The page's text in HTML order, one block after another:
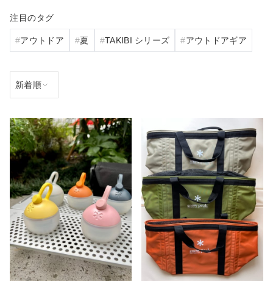
注目のタグ
アウトドア 夏 TAKIBI シリーズ アウトドアギア